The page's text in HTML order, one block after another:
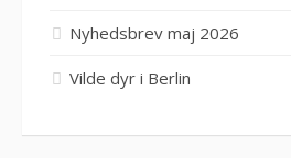
Nyhedsbrev maj 2026
Vilde dyr i Berlin